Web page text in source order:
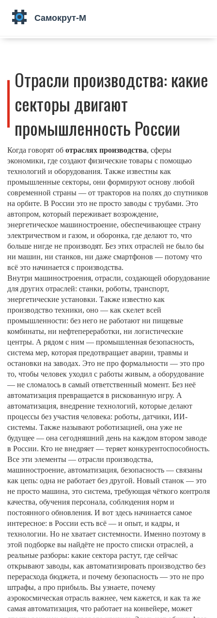
Отрасли производства: какие
секторы двигают
промышленность России
Когда говорят об отраслях производства, сферы
экономики, где создают физические товары с помощью
технологий и оборудования. Также известны как
промышленные секторы, они формируют основу любой
современной страны — от тракторов на полях до спутников
на орбите. В России это не просто заводы с трубами. Это
автопром, который переживает возрождение,
энергетическое машиностроение, обеспечивающее страну
электричеством и газом, и оборонка, где делают то, что
больше нигде не производят. Без этих отраслей не было бы
ни машин, ни станков, ни даже смартфонов — потому что
всё это начинается с производства.
Внутри машиностроения, отрасли, создающей оборудование
для других отраслей: станки, роботы, транспорт,
энергетические установки. Также известно как
производство техники, оно — как скелет всей
промышленности: без него не работают ни пищевые
комбинаты, ни нефтепереработки, ни логистические
центры. А рядом с ним — промышленная безопасность,
система мер, которая предотвращает аварии, травмы и
остановки на заводах. Это не про формальности — это про
то, чтобы человек уходил с работы живым, а оборудование
— не сломалось в самый ответственный момент. Без неё
автоматизация превращается в рискованную игру. А
автоматизация, внедрение технологий, которые делают
процессы без участия человека: роботы, датчики, ИИ-
системы. Также называют роботизацией, она уже не
будущее — она сегодняшний день на каждом втором заводе
в России. Кто не внедряет — теряет конкурентоспособность.
Все эти элементы — отрасли производства,
машиностроение, автоматизация, безопасность — связаны
как цепь: одна не работает без другой. Новый станок — это
не просто машина, это система, требующая чёткого контроля
качества, обучения персонала, соблюдения норм и
постоянного обновления. И вот здесь начинается самое
интересное: в России есть всё — и опыт, и кадры, и
технологии. Но не хватает системности. Именно поэтому в
этой подборке вы найдёте не просто списки отраслей, а
реальные разборы: какие сектора растут, где сейчас
открывают заводы, как автоматизировать производство без
перерасхода бюджета, и почему безопасность — это не про
штрафы, а про прибыль. Вы узнаете, почему
аэрокосмическая отрасль важнее, чем кажется, и как та же
самая автоматизация, что работает на конвейере, может